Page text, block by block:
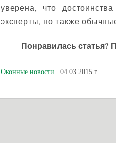
уверена, что
эксперты, но также
Понравилась статья?
Оконные новости | 04.03.2015 г.